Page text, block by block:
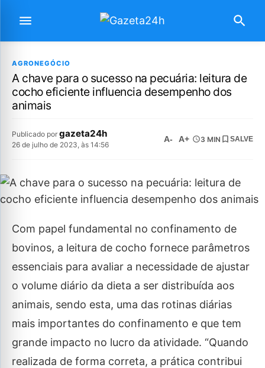
AGRONEGÓCIO
A chave para o sucesso na pecuária: leitura de
cocho eficiente influencia desempenho dos
animais
Publicado por gazeta24h
26 de julho de 2023, às 14:56
A- A+ 3 MIN SALVE
Com papel fundamental no confinamento de
bovinos, a leitura de cocho fornece parâmetros
essenciais para avaliar a necessidade de ajustar
o volume diário da dieta a ser distribuída aos
animais, sendo esta, uma das rotinas diárias
mais importantes do confinamento e que tem
grande impacto no lucro da atividade. “Quando
realizada de forma correta, a prática contribui